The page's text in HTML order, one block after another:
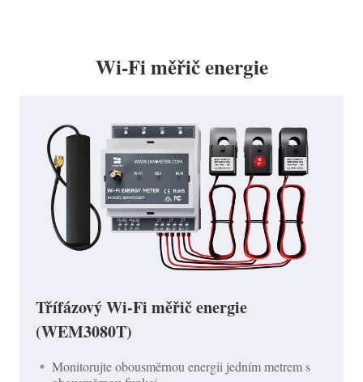
Wi-Fi měřič energie
Třífázový Wi-Fi měřič energie
(WEM3080T)
Monitorujte obousměrnou energii jedním metrem s